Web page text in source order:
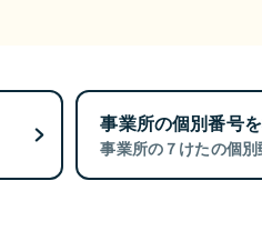
事業所の個別番号
事業所の７けたの個別